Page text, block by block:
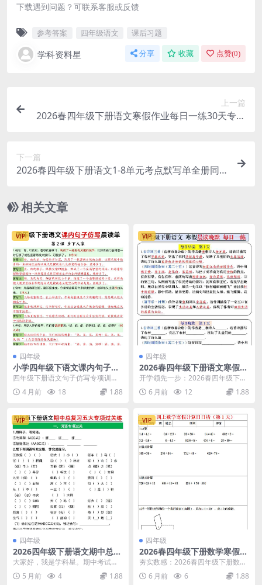
下载遇到问题？可联系客服或反馈
参考答案 四年级语文 课后习题
学科资料星 分享 收藏 点赞(0)
上一篇
2026春四年级下册语文寒假作业每日一练30天专项
下一篇
2026春四年级下册语文1-8单元考点默写单全册同
相关文章
VIP
四年级
小学四年级下语文课内句子仿
写晨读单20页电子版下载
四年级下册语文句子仿写专项训练
在小学语文学习中，句子仿写不仅
是考试的重点，更是...
4 月前 18 1.88
VIP
四年级
2026春四年级下册语文寒假预
习必背内容每日早读晚默同步
开学领先一步：2026春四年级下册
语文寒假预习必背内容每日早读晚
默解析 大家好，...
6 月前 12 1.88
VIP
四年级
2026四年级下册语文期中总复
习五大专项过关练习：同步课
大家好，我是学科星。期中考试临
近，为了帮助同学们高效复习，我
特别整理了这份四年级...
5 月前 4 1.88
VIP
四年级
2026春四年级下册数学寒假作
业计算日日清专项练习共30套
夯实数感：2026春四年级下册数学
寒假作业计算日日清深度解析 各位
家长和同学们好...
6 月前 6 1.88